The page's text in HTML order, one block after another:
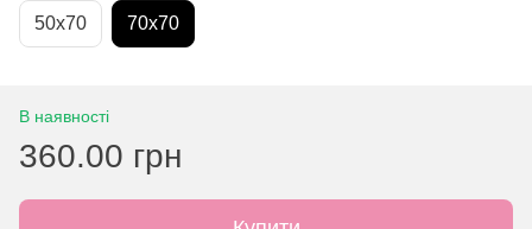
50х70 70х70
В наявності
360.00 грн